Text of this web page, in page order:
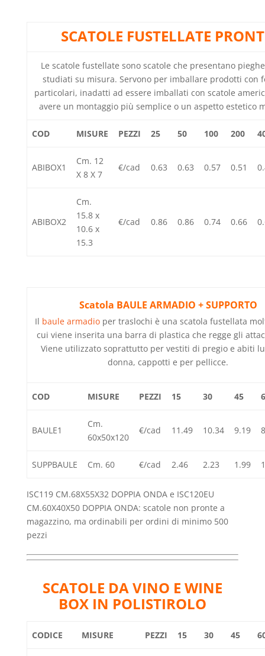
SCATOLE FUSTELLATE
Le scatole fustellate sono scatole che presentano
studiati su misura. Servono per imballare prodotti con
particolari, inadatti ad essere imballati con scatole
avere un montaggio più semplice o un aspetto estetico
COD MISURE PEZZI 25 50 100 200
ABIBOX1
Cm. 12
X 8 X 7
€/cad 0.63 0.63 0.57 0.51
ABIBOX2
Cm.
15.8 x
10.6 x
15.3
€/cad 0.86 0.86 0.74 0.66
Scatola BAULE ARMADIO + SUPPORTO
Il baule armadioper traslochi è una scatola fustellata
cui viene inserita una barra di plastica che regge gli
Viene utilizzato soprattutto per vestiti di pregio e abiti
donna, cappotti e per pellicce.
COD MISURE PEZZI 15 30 45
BAULE1
Cm.
60x50x120
€/cad 11.49 10.34 9.19
SUPPBAULE Cm. 60 €/cad 2.46 2.23 1.99
ISC119 CM.68X55X32 DOPPIA ONDA e ISC120EU
CM.60X40X50 DOPPIA ONDA: scatole non pronte a
magazzino, ma ordinabili per ordini di minimo 500
pezzi
SCATOLE DA VINO E WINE
BOX IN POLISTIROLO
CODICE MISURE PEZZI 15 30 45